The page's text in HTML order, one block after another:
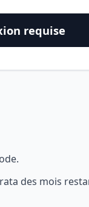
requise
des mois